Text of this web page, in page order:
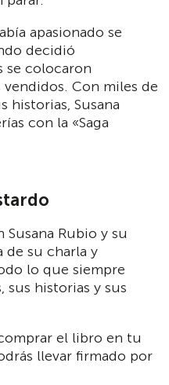
apasionado se
decidió
se colocaron
Con miles de
historias, Susana
con la «Saga
Rubio y su
de su charla y
lo que siempre
sus historias y sus
el libro en tu
llevar firmado por